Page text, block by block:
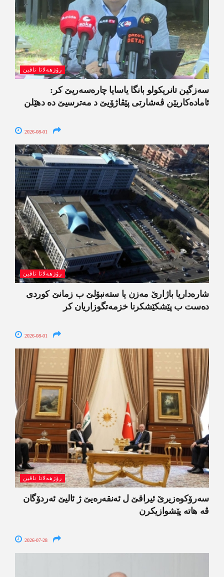
رۆژھەلاتا ناڤین
سەزگین تانریکولو بانگا یاسایا چارەسەریێ کر:
ئامادەکاریێن ڤەشارتی پێڤاژۆیێ د مەترسیێ دە دھێلن
2026-08-01
رۆژھەلاتا ناڤین
شارەداریا باژارێ مەزن یا ستەنبۆلێ ب زمانێ کوردی
دەست ب پێشکێشکرنا خزمەتگوزاریان کر
2026-08-01
رۆژھەلاتا ناڤین
سەرۆکوەزیرێ ئیراقێ ل ئەنقەرەیێ ژ ئالیێ ئەردۆگان
ڤە ھاتە پێشوازیکرن
2026-07-28